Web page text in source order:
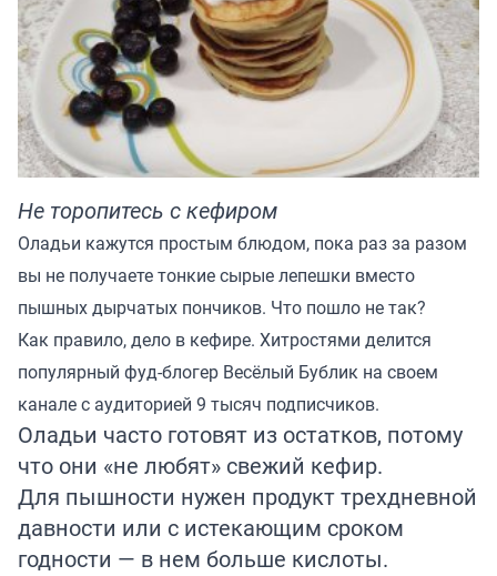
Не торопитесь с кефиром
Оладьи кажутся простым блюдом, пока раз за разом
вы не получаете тонкие сырые лепешки вместо
пышных дырчатых пончиков. Что пошло не так?
Как правило, дело в кефире. Хитростями делится
популярный фуд-блогер Весёлый Бублик на своем
канале с аудиторией 9 тысяч подписчиков.
Оладьи часто готовят из остатков, потому
что они «не любят» свежий кефир.
Для пышности нужен продукт трехдневной
давности или с истекающим сроком
годности — в нем больше кислоты.